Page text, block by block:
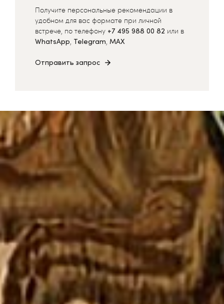
Получите персональные рекомендации в
удобном для вас формате при личной
встрече, по телефону +7 495 988 00 82 или в
WhatsApp, Telegram, MAX
Отправить запрос